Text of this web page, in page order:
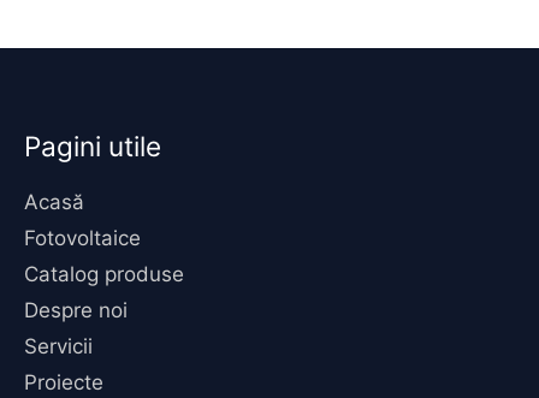
Pagini utile
Acasă
Fotovoltaice
Catalog produse
Despre noi
Servicii
Proiecte